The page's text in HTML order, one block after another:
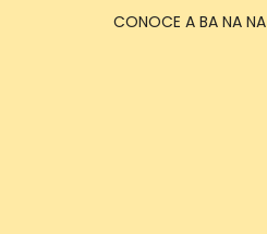
CONOCE A BA NA NA